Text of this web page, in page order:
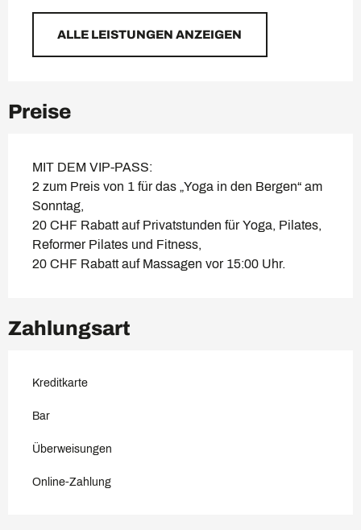
ALLE LEISTUNGEN ANZEIGEN
Preise
MIT DEM VIP-PASS:
2 zum Preis von 1 für das „Yoga in den Bergen“ am
Sonntag,
20 CHF Rabatt auf Privatstunden für Yoga, Pilates,
Reformer Pilates und Fitness,
20 CHF Rabatt auf Massagen vor 15:00 Uhr.
Zahlungsart
Kreditkarte
Bar
Überweisungen
Online-Zahlung